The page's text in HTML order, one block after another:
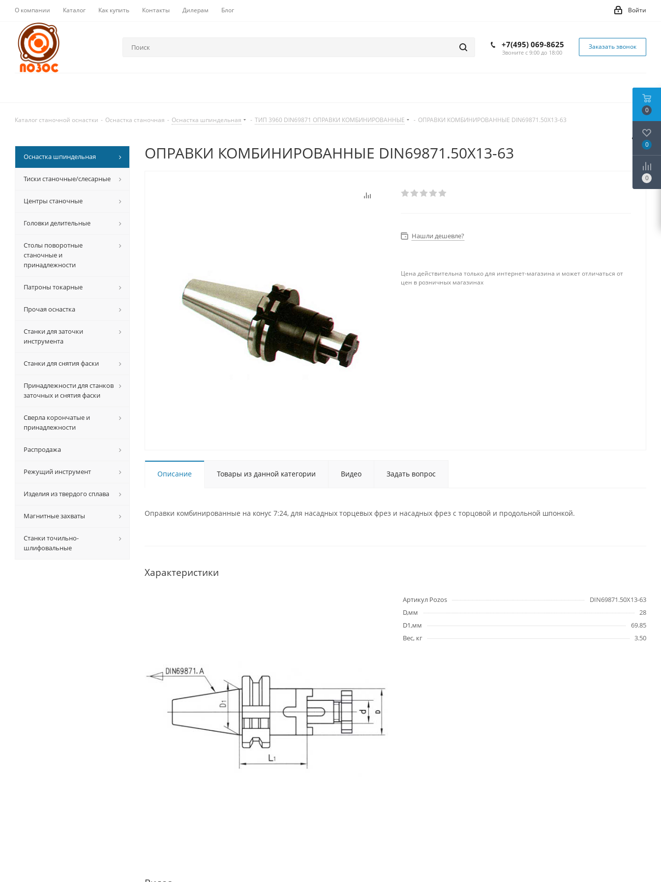
О компании Каталог Как купить Контакты Дилерам Блог Войти
+7(495) 069-8625
Звоните с 9:00 до 18:00
Заказать звонок
Каталог станочной оснастки - Оснастка станочная - Оснастка шпиндельная - ТИП 3960 DIN69871 ОПРАВКИ КОМБИНИРОВАННЫЕ - ОПРАВКИ КОМБИНИРОВАННЫЕ DIN69871.50X13-63
ОПРАВКИ КОМБИНИРОВАННЫЕ DIN69871.50X13-63
Нашли дешевле?
Цена действительна только для интернет-магазина и может отличаться от
цен в розничных магазинах
Описание Товары из данной категории Видео Задать вопрос
Оправки комбинированные на конус 7:24, для насадных торцевых фрез и насадных фрез с торцовой и продольной шпонкой.
Характеристики
Артикул Pozos
DIN69871.50X13-63
D,мм
28
D1,мм
69.85
Вес, кг
3.50
Оснастка шпиндельная
Тиски станочные/слесарные
Центры станочные
Головки делительные
Столы поворотные
станочные и
принадлежности
Патроны токарные
Прочая оснастка
Станки для заточки
инструмента
Станки для снятия фаски
Принадлежности для станков
заточных и снятия фаски
Сверла корончатые и
принадлежности
Распродажа
Режущий инструмент
Изделия из твердого сплава
Магнитные захваты
Станки точильно-
шлифовальные
0
0
0